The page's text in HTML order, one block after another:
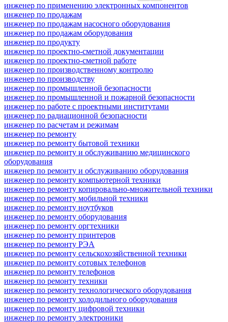
инженер по применению электронных компонентов
инженер по продажам
инженер по продажам насосного оборудования
инженер по продажам оборудования
инженер по продукту
инженер по проектно-сметной документации
инженер по проектно-сметной работе
инженер по производственному контролю
инженер по производству
инженер по промышленной безопасности
инженер по промышленной и пожарной безопасности
инженер по работе с проектными институтами
инженер по радиационной безопасности
инженер по расчетам и режимам
инженер по ремонту
инженер по ремонту бытовой техники
инженер по ремонту и обслуживанию медицинского
оборудования
инженер по ремонту и обслуживанию оборудования
инженер по ремонту компьютерной техники
инженер по ремонту копировально-множительной техники
инженер по ремонту мобильной техники
инженер по ремонту ноутбуков
инженер по ремонту оборудования
инженер по ремонту оргтехники
инженер по ремонту принтеров
инженер по ремонту РЭА
инженер по ремонту сельскохозяйственной техники
инженер по ремонту сотовых телефонов
инженер по ремонту телефонов
инженер по ремонту техники
инженер по ремонту технологического оборудования
инженер по ремонту холодильного оборудования
инженер по ремонту цифровой техники
инженер по ремонту электроники